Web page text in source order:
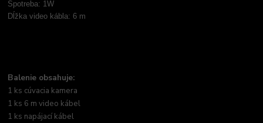
Spotreba: 1W
Dĺžka video kábla: 6 m
Balenie obsahuje:
1 ks cúvacia kamera
1 ks 6 m video kábel
1 ks napájací kábel